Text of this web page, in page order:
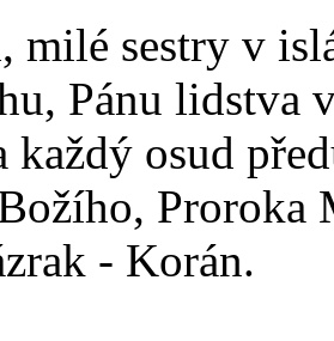
sestry v
Pánu lidstva
každý osud
Proroka
- Korán.